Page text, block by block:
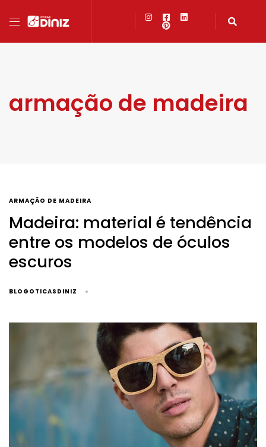
armação de madeira
ARMAÇÃO DE MADEIRA
Madeira: material é tendência
entre os modelos de óculos
escuros
BLOGOTICASDINIZ